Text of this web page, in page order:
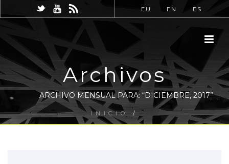
EU EN ES
Archivos
ARCHIVO MENSUAL PARA: “DICIEMBRE, 2017”
INICIO /